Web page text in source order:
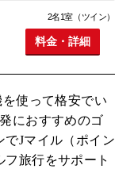
2名1室（ツイン）
料金・詳細
使って格安でい
におすすめのゴ
でJマイル（ポイン
フ旅行をサポート